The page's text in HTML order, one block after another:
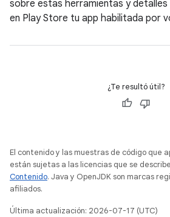
sobre estas herramientas y
en Play Store tu app habilitada por
¿Te resultó útil?
El contenido y las muestras de código que
están sujetas a las licencias que se
Contenido. Java y OpenJDK son marcas
afiliados.
Última actualización: 2026-07-17 (UTC)